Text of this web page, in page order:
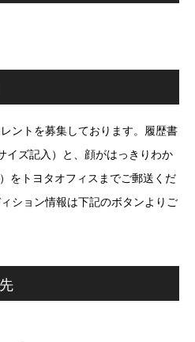
ントを募集しております。履歴書
イズ記入）と、顔がはっきりわか
をトヨタオフィスまでご郵送くだ
ション情報は下記のボタンよりご